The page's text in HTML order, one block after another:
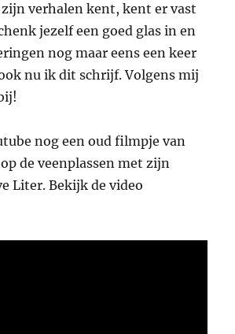
verhalen kent, kent er vast
jezelf een goed glas in en
nog maar eens een keer
nu ik dit schrijf. Volgens mij
nog een oud filmpje van
de veenplassen met zijn
Liter. Bekijk de video